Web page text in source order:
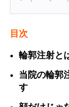
目次
輪郭注射と
当院の輪郭
す